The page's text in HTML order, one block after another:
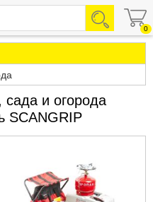
0
и огорода
SCANGRIP